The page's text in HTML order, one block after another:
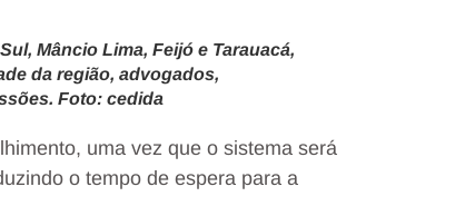
Mâncio Lima, Feijó e Tarauacá,
da região, advogados,
Foto: cedida
uma vez que o sistema será
o tempo de espera para a